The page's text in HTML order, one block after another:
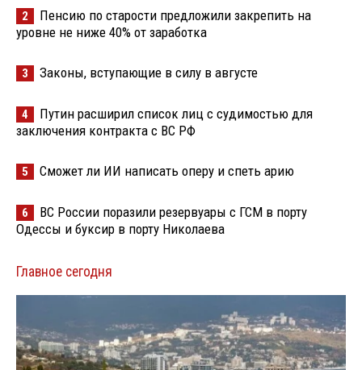
2
Пенсию по старости предложили закрепить на
уровне не ниже 40% от заработка
3 Законы, вступающие в силу в августе
4
Путин расширил список лиц с судимостью для
заключения контракта с ВС РФ
5 Сможет ли ИИ написать оперу и спеть арию
6
ВС России поразили резервуары с ГСМ в порту
Одессы и буксир в порту Николаева
Главное сегодня